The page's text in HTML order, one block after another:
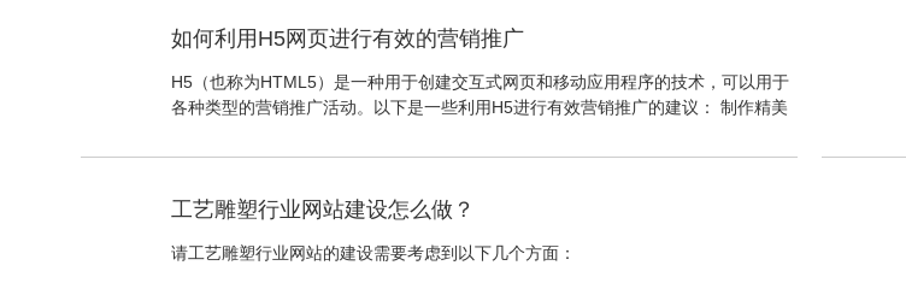
如何利用H5网页进行有效的营销推广
H5（也称为HTML5）是一种用于创建交互式网页和移动应用程序的技术，可以用于
各种类型的营销推广活动。以下是一些利用H5进行有效营销推广的建议： 制作精美
品或服务的兴趣。可以利用动画、视频和音频等元素来增加交互性和吸引力。
工艺雕塑行业网站建设怎么做？
请工艺雕塑行业网站的建设需要考虑到以下几个方面：